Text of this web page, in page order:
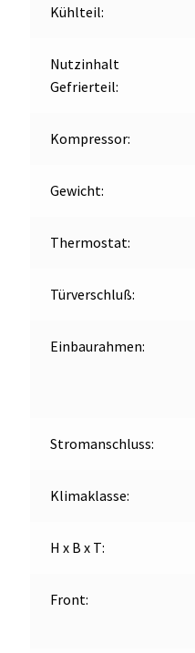
Kühlteil:
Nutzinhalt
Gefrierteil:
Kompressor:
Gewicht:
Thermostat:
Türverschluß:
Einbaurahmen:
Stromanschluss:
Klimaklasse:
H x B x T:
Front: